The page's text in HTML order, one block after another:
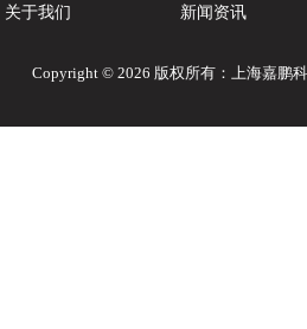
关于我们 新闻资讯
Copyright © 2026 版权所有：上海嘉鹏